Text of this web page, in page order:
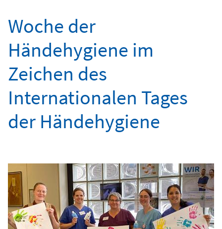
Woche der
Händehygiene im
Zeichen des
Internationalen Tages
der Händehygiene